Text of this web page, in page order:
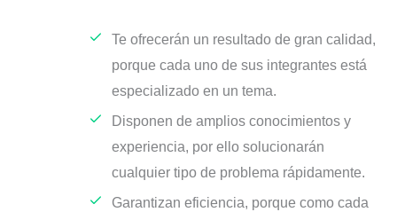
Te ofrecerán un resultado de gran calidad,
porque cada uno de sus integrantes está
especializado en un tema.
Disponen de amplios conocimientos y
experiencia, por ello solucionarán
cualquier tipo de problema rápidamente.
Garantizan eficiencia, porque como cada